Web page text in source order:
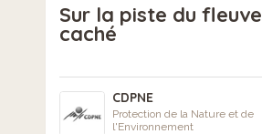
Sur la piste du fleuve
caché
CDPNE
Protection de la Nature et de
l'Environnement